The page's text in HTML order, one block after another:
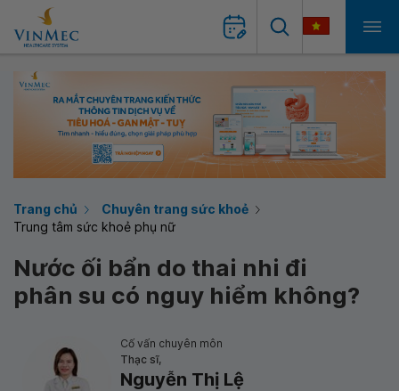
Trang chủ
Chuyên trang sức khoẻ
Trung tâm sức khoẻ phụ nữ
Nước ối bẩn do thai nhi đi
phân su có nguy hiểm không?
Cố vấn chuyên môn
Thạc sĩ,
Nguyễn Thị Lệ